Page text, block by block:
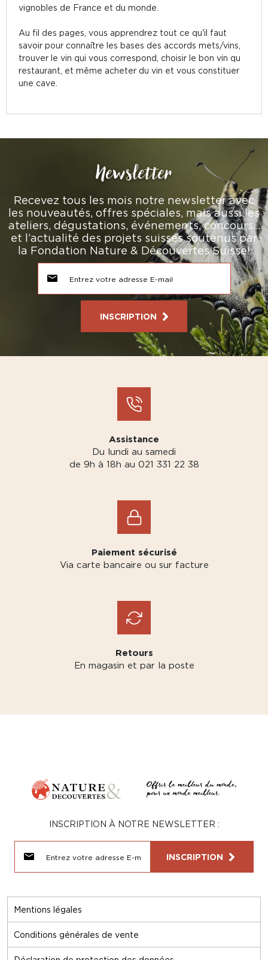
vignobles de France et du monde.
Au fil des pages, vous apprendrez tout ce qu'il faut
savoir pour connaître les bases des accords mets/vins,
trouver le vin qui vous correspond, choisir le bon vin qu
restaurant, et même acheter du vin et vous constituer
une cave.
Newsletter
Recevez tous les mois notre newsletter avec
les nouveautés, offres spéciales, mais aussi les
ateliers, dégustations, événements, concours…
et l’actualité des projets suisses soutenus par
la Fondation Nature & Découvertes Suisse!
INSCRIPTION
Assistance
Du lundi au samedi
de 9h à 18h au 021 331 22 38
Paiement sécurisé
Via carte bancaire ou sur facture
Retours
En magasin et par la poste
Mentions légales
Conditions générales de vente
INSCRIPTION À NOTRE NEWSLETTER :
INSCRIPTION